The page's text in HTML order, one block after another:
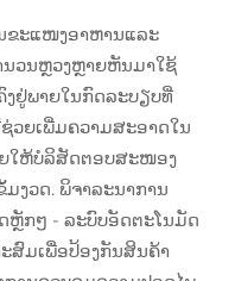
ຂະແໜງອາຫານແລະ
ວນຫຼວງຫຼາຍຫັນມາໃຊ້
ງຢູ່ພາຍໃນກົດລະບຽບທີ່
ວຍເພີ່ມຄວາມສະອາດໃນ
ໃຫ້ບໍລິສັດຕອບສະໜອງ
ງວດ. ພິຈາລະນາການ
ຫຼັກໆ - ລະບົບອັດຕະໂນມັດ
ສົມເພື່ອປ້ອງກັນສິນຄ້າ